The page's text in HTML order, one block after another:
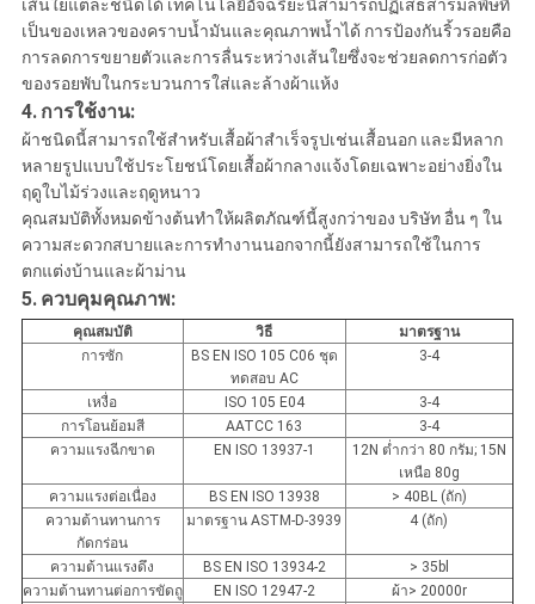
เส้นใยแต่ละชนิดได้ เทคโนโลยีอัจฉริยะนี้สามารถปฏิเสธสารมลพิษที่
เป็นของเหลวของคราบน้ำมันและคุณภาพน้ำได้ การป้องกันริ้วรอยคือ
การลดการขยายตัวและการลื่นระหว่างเส้นใยซึ่งจะช่วยลดการก่อตัว
ของรอยพับในกระบวนการใส่และล้างผ้าแห้ง
4. การใช้งาน:
ผ้าชนิดนี้สามารถใช้สำหรับเสื้อผ้าสำเร็จรูปเช่นเสื้อนอก และมีหลาก
หลายรูปแบบใช้ประโยชน์โดยเสื้อผ้ากลางแจ้งโดยเฉพาะอย่างยิ่งใน
ฤดูใบไม้ร่วงและฤดูหนาว
คุณสมบัติทั้งหมดข้างต้นทำให้ผลิตภัณฑ์นี้สูงกว่าของ บริษัท อื่น ๆ ใน
ความสะดวกสบายและการทำงานนอกจากนี้ยังสามารถใช้ในการ
ตกแต่งบ้านและผ้าม่าน
5. ควบคุมคุณภาพ:
คุณสมบัติ วิธี
มาตรฐาน
การซัก
BS EN ISO 105 C06 ชุด
ทดสอบ AC
3-4
เหงื่อ ISO 105 E04
3-4
การโอนย้อมสี
AATCC 163
3-4
ความแรงฉีกขาด
EN ISO 13937-1
12N ต่ำกว่า 80 กรัม; 15N
เหนือ 80g
ความแรงต่อเนื่อง
BS EN ISO 13938
> 40BL (ถัก)
ความต้านทานการ
กัดกร่อน
มาตรฐาน ASTM-D-3939 4 (ถัก)
ความต้านแรงดึง BS EN ISO 13934-2
> 35bl
ความต้านทานต่อการขัดถู
EN ISO 12947-2
ผ้า> 20000r